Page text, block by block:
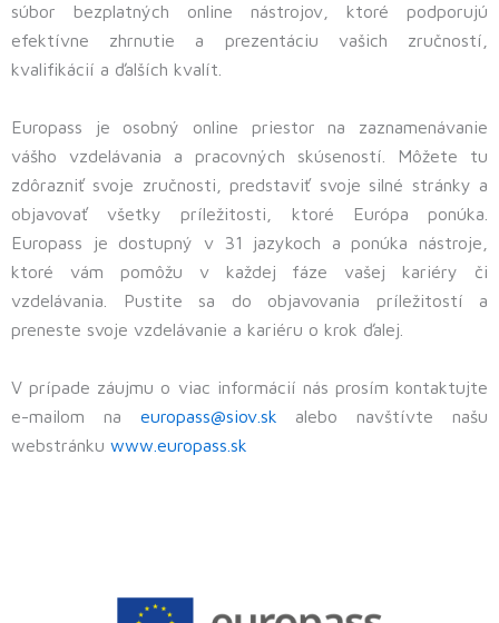
súbor bezplatných online nástrojov, ktoré podporujú
efektívne zhrnutie a prezentáciu vašich zručností,
kvalifikácií a ďalších kvalít.
Europass je osobný online priestor na zaznamenávanie
vášho vzdelávania a pracovných skúseností. Môžete tu
zdôrazniť svoje zručnosti, predstaviť svoje silné stránky a
objavovať všetky príležitosti, ktoré Európa ponúka.
Europass je dostupný v 31 jazykoch a ponúka nástroje,
ktoré vám pomôžu v každej fáze vašej kariéry či
vzdelávania. Pustite sa do objavovania príležitostí a
preneste svoje vzdelávanie a kariéru o krok ďalej.
V prípade záujmu o viac informácií nás prosím kontaktujte
e-mailom na europass@siov.sk alebo navštívte našu
webstránku www.europass.sk